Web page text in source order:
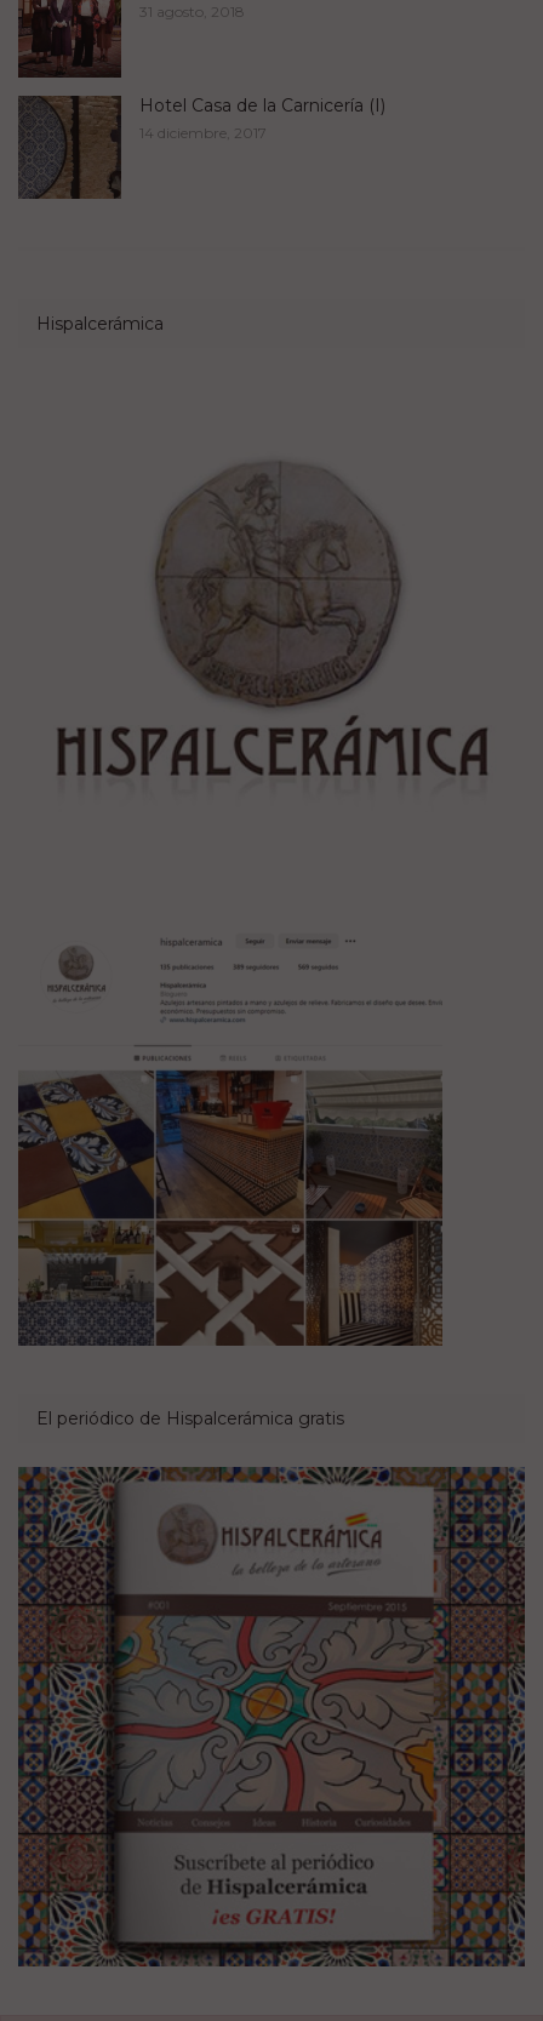
31 agosto, 2018
Hotel Casa de la Carnicería (I)
14 diciembre, 2017
Hispalcerámica
El periódico de Hispalcerámica gratis